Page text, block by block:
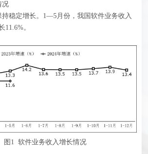
况
持稳定增长。1—5月份，我国软件业务收入
11.6%。
图1 软件业务收入增长情况